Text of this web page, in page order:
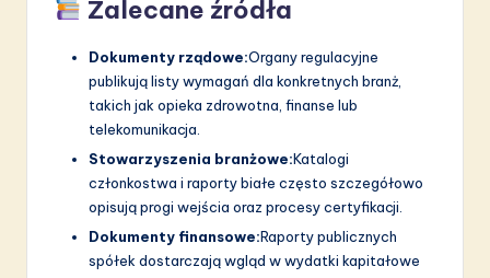
Zalecane źródła
Dokumenty rządowe:Organy regulacyjne
publikują listy wymagań dla konkretnych branż,
takich jak opieka zdrowotna, finanse lub
telekomunikacja.
Stowarzyszenia branżowe:Katalogi
członkostwa i raporty białe często szczegółowo
opisują progi wejścia oraz procesy certyfikacji.
Dokumenty finansowe:Raporty publicznych
spółek dostarczają wgląd w wydatki kapitałowe